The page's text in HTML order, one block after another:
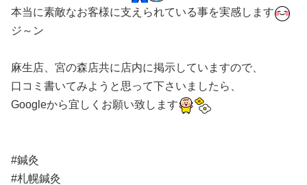
本当に素敵なお客様に支えられている事を実感します
ジ～ン
麻生店、宮の森店共に店内に掲示していますので、
口コミ書いてみようと思って下さいましたら、
Googleから宜しくお願い致します
#鍼灸
#札幌鍼灸